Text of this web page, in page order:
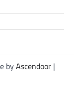
byAscendoor |